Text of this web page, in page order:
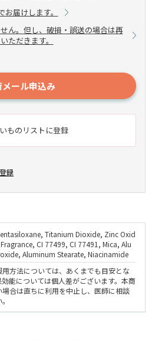
お届けします。
ん。但し、破損・誤送の場合は再
ただきます。
メール申込み
ものリストに登録
録
Titanium Dioxide, Zinc Oxid
CI 77499, CI 77491, Mica, Alu
Aluminum Stearate, Niacinamide
方法については、あくまでも目安とな
効能については個人差がございます。本商
場合は直ちに利用を中止し、医師に相談